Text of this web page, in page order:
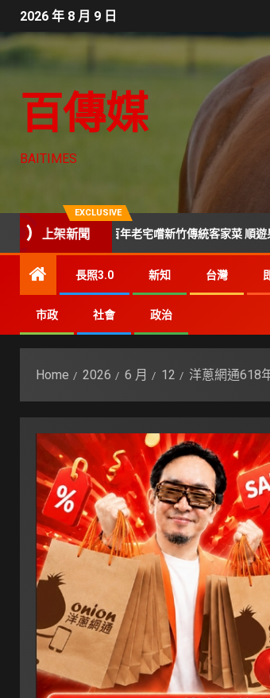
2026 年 8 月 9 日
百傳媒
BAITIMES
EXCLUSIVE
上架新聞
走進百年老宅嚐新竹傳統客家菜 順遊果園、農場與
長照3.0 新知 台灣
市政 社會 政治
Home 2026 6 月 12 洋蔥網通618